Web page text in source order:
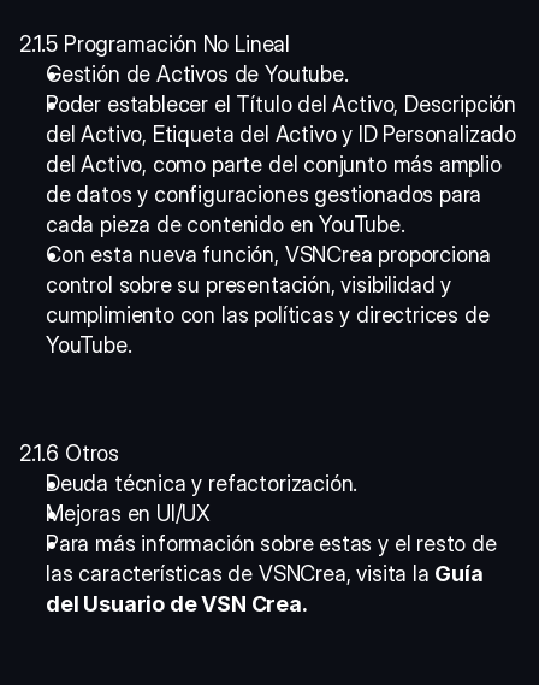
2.1.5 Programación No Lineal
Gestión de Activos de Youtube.
Poder establecer el Título del Activo, Descripción
del Activo, Etiqueta del Activo y ID Personalizado
del Activo, como parte del conjunto más amplio
de datos y configuraciones gestionados para
cada pieza de contenido en YouTube.
Con esta nueva función, VSNCrea proporciona
control sobre su presentación, visibilidad y
cumplimiento con las políticas y directrices de
YouTube.
2.1.6 Otros
Deuda técnica y refactorización.
Mejoras en UI/UX
Para más información sobre estas y el resto de
las características de VSNCrea, visita la Guía
del Usuario de VSN Crea.